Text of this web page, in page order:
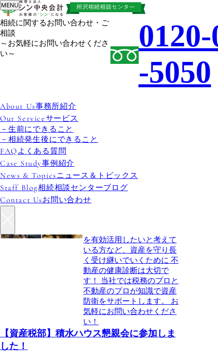
相続に関するお問い合わせ・ご
相談
～お気軽にお問い合わせくださ
い～
-5050
事務所紹介
サービス
生前にできること
相続発生後にできること
よくある質問
事例紹介
ニュース＆トピックス
相続相談センターブログ
お問い合わせ
MENU
相続相談センタ
ーブログ
2023年記事一覧
2023-12-28
【資産税部】仲間が増えました！
資産税部に新しい仲間が加わ
りました。 デスクワークだ
けでなく、役所や銀行での代
ンバーも加わり、更にパワー
アップした資産税部をよろし
【資産税部】積水ハウス懇親会に参加しま
した！
12月15日にTKC埼玉西支部
積水部会に参加しました。
を有効活用したいと考えて
いる方など、資産を守り長
く受け継いでいくために 不
動産の健康診断は大切で
す！ 当社では税務のプロと
不動産のプロが知識で資産
防衛をサポートします。 お
気軽にお問い合わせくださ
い！